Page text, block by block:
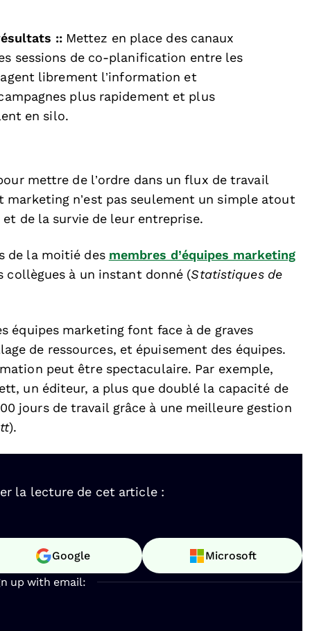
:: Mettez en place des canaux
sessions de co-planification entre les
librement l’information et
plus rapidement et plus
en silo.
mettre de l’ordre dans un flux de travail
n’est pas seulement un simple atout
de la survie de leur entreprise.
de la moitié des membres d’équipes marketing
à un instant donné (Statistiques de
équipes marketing font face à de graves
de ressources, et épuisement des équipes.
peut être spectaculaire. Par exemple,
un éditeur, a plus que doublé la capacité de
jours de travail grâce à une meilleure gestion
).
la lecture de cet article :
Google Microsoft
up with email: